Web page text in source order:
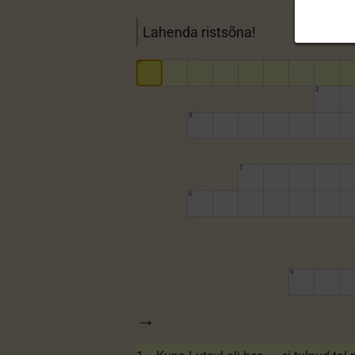
Lahenda ristsõna!
1
2
3
5
6
9
→